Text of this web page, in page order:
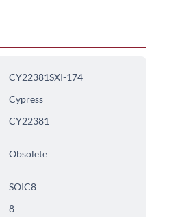
CY22381SXI-174
Cypress
CY22381
Obsolete
SOIC8
8